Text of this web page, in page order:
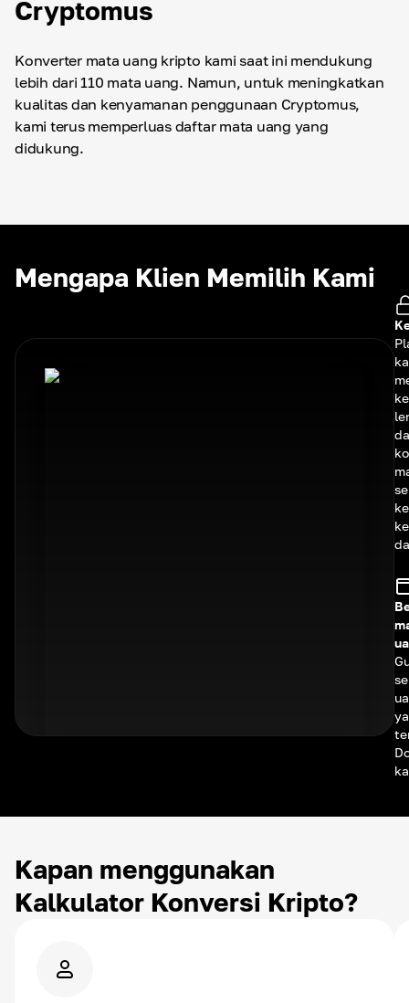
Cryptomus
Konverter mata uang kripto kami saat ini mendukung
lebih dari 110 mata uang. Namun, untuk meningkatkan
kualitas dan kenyamanan penggunaan Cryptomus,
kami terus memperluas daftar mata uang yang
didukung.
Mengapa Klien Memilih Kami
Kapan menggunakan
Kalkulator Konversi Kripto?